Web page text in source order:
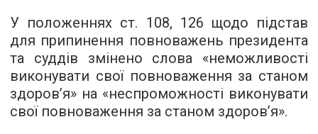
У положеннях ст. 108, 126 щодо підстав
для припинення повноважень президента
та суддів змінено слова «неможливості
виконувати свої повноваження за станом
здоров’я» на «неспроможності виконувати
свої повноваження за станом здоров’я».